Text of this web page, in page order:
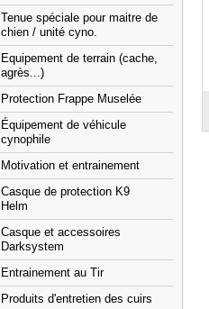
Tenue spéciale pour maitre de
chien / unité cyno.
Equipement de terrain (cache,
agrès...)
Protection Frappe Muselée
Équipement de véhicule
cynophile
Motivation et entrainement
Casque de protection K9
Helm
Casque et accessoires
Darksystem
Entrainement au Tir
Produits d'entretien des cuirs